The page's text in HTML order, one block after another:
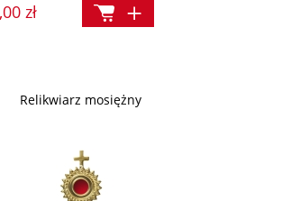
zł
Relikwiarz mosiężny